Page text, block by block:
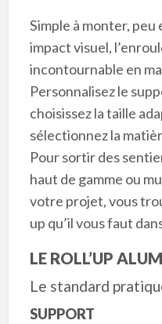
Simple à monter,
impact visuel,
incontournable en
Personnalisez le
choisissez la taille
sélectionnez la
Pour sortir des
haut de gamme ou
votre projet, vous
up qu’il vous faut
LE ROLL’UP
Le standard
SUPPORT